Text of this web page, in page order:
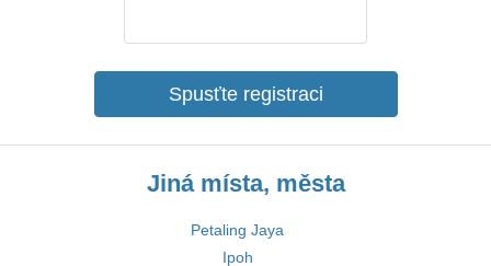
Spusťte registraci
Jiná místa, města
Petaling Jaya
Ipoh